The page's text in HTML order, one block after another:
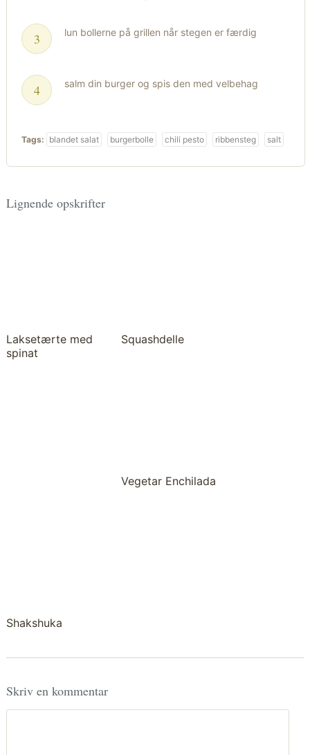
lun bollerne på grillen når stegen er færdig
salm din burger og spis den med velbehag
Tags: blandet salat burgerbolle chili pesto ribbensteg salt
Lignende opskrifter
Laksetærte med
spinat
Squashdelle
Vegetar Enchilada
Shakshuka
Skriv en kommentar